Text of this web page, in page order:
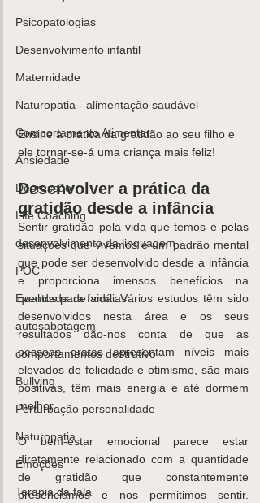
KidsCare
Marcar
Psicopatologias
Desenvolvimento infantil
Maternidade
Naturopatia - alimentação saudável
Comportamento Alimentar
Ansiedade
Depressão
Life Coaching
desenvolvimento da linguagem
POC
Eventos para famílias
autosabotagem
comportamentos destrutivo
Bullying
Perturbação personalidade
Naturopatia
Emoções
Terapia da fala
Ensine a prática da gratidão ao seu filho e
ele tornar-se-á uma criança mais feliz!
Desenvolver a prática da
gratidão desde a infância
Sentir gratidão pela vida que temos e pelas
situações que vivemos é um padrão mental
que pode ser desenvolvido desde a infância
e proporciona imensos benefícios na
qualidade de vida. Vários estudos têm sido
desenvolvidos nesta área e os seus
resultados dão-nos conta de que as
pessoas gratas apresentam níveis mais
elevados de felicidade e otimismo, são mais
positivas, têm mais energia e até dormem
melhor.
O bem-estar emocional parece estar
diretamente relacionado com a quantidade
de gratidão que constantemente
presenciamos e nos permitimos sentir.